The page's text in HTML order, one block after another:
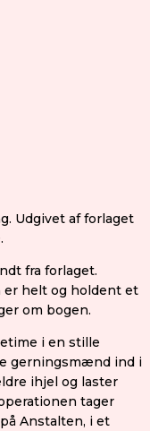
Udgivet af forlaget
fra forlaget.
er helt og holdent et
om bogen.
i en stille
gerningsmænd ind i
ihjel og laster
tager
Anstalten, i et